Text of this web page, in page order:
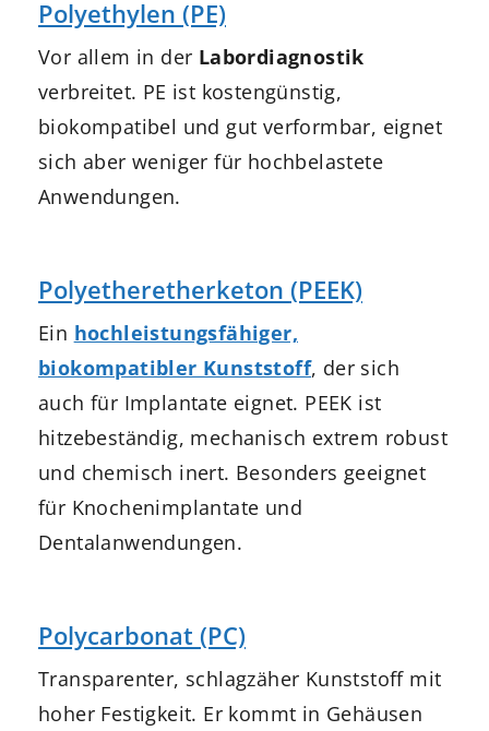
Polyethylen (PE)
Vor allem in der Labordiagnostik
verbreitet. PE ist kostengünstig,
biokompatibel und gut verformbar, eignet
sich aber weniger für hochbelastete
Anwendungen.
Polyetheretherketon (PEEK)
Ein hochleistungsfähiger,
biokompatibler Kunststoff, der sich
auch für Implantate eignet. PEEK ist
hitzebeständig, mechanisch extrem robust
und chemisch inert. Besonders geeignet
für Knochenimplantate und
Dentalanwendungen.
Polycarbonat (PC)
Transparenter, schlagzäher Kunststoff mit
hoher Festigkeit. Er kommt in Gehäusen